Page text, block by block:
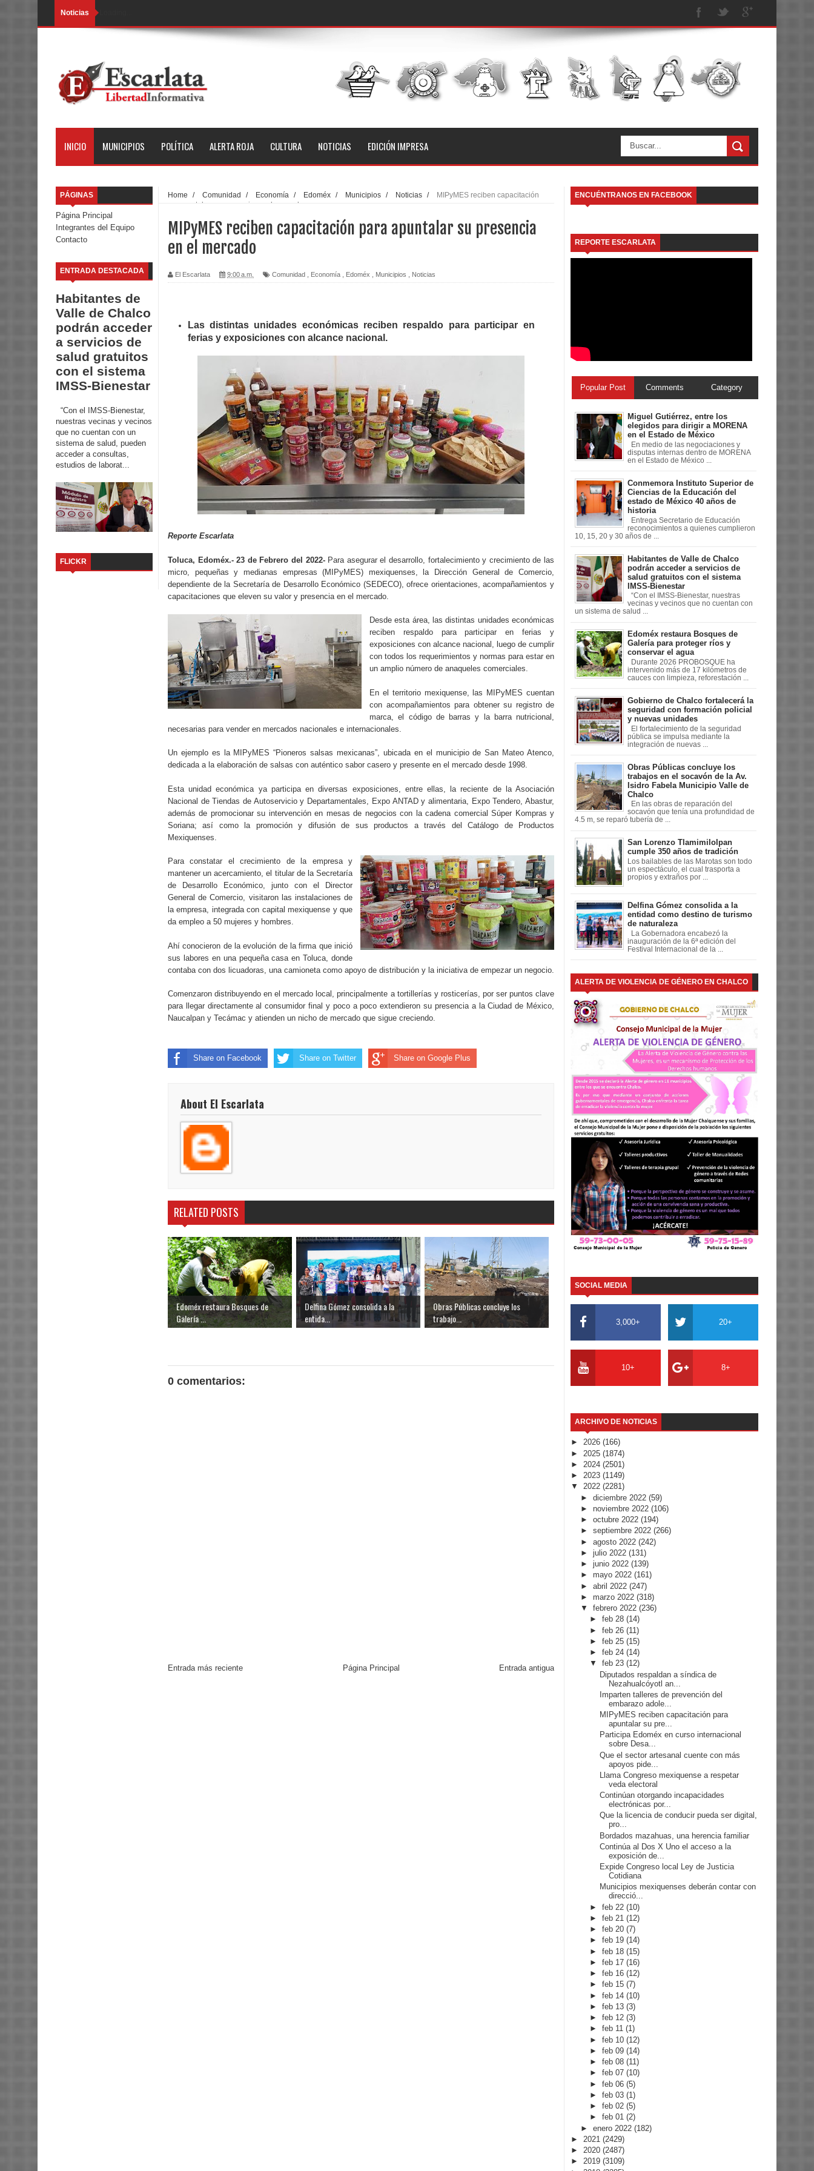
Noticias
INICIO MUNICIPIOS POLÍTICA ALERTA ROJA CULTURA NOTICIAS EDICIÓN IMPRESA
PÁGINAS
Página Principal
Integrantes del Equipo
Contacto
ENTRADA DESTACADA
Habitantes de
Valle de Chalco
podrán acceder
a servicios de
salud gratuitos
con el sistema
IMSS-Bienestar
“Con el IMSS-Bienestar,
nuestras vecinas y vecinos
que no cuentan con un
sistema de salud, pueden
acceder a consultas,
estudios de laborat...
FLICKR
Home / Comunidad / Economía / Edoméx / Municipios / Noticias /
MIPyMES reciben capacitación
para apuntalar su presencia en el mercado
MIPyMES reciben capacitación para apuntalar su presencia
en el mercado
El Escarlata 9:00 a.m. Comunidad Economía Edoméx Municipios Noticias
Las distintas unidades económicas reciben respaldo para participar en
ferias y exposiciones con alcance nacional.
Reporte Escarlata
Toluca, Edoméx.- 23 de Febrero del 2022-Para asegurar el desarrollo, fortalecimiento y crecimiento de las
micro, pequeñas y medianas empresas (MIPyMES) mexiquenses, la Dirección General de Comercio,
dependiente de la Secretaría de Desarrollo Económico (SEDECO), ofrece orientaciones, acompañamientos y
capacitaciones que eleven su valor y presencia en el mercado.
Desde esta área, las distintas unidades económicas
reciben respaldo para participar en ferias y
exposiciones con alcance nacional, luego de cumplir
con todos los requerimientos y normas para estar en
un amplio número de anaqueles comerciales.
En el territorio mexiquense, las MIPyMES cuentan
con acompañamientos para obtener su registro de
marca, el código de barras y la barra nutricional,
necesarias para vender en mercados nacionales e internacionales.
Un ejemplo es la MIPyMES “Pioneros salsas mexicanas”, ubicada en el municipio de San Mateo Atenco,
dedicada a la elaboración de salsas con auténtico sabor casero y presente en el mercado desde 1998.
Esta unidad económica ya participa en diversas exposiciones, entre ellas, la reciente de la Asociación
Nacional de Tiendas de Autoservicio y Departamentales, Expo ANTAD y alimentaria, Expo Tendero, Abastur,
además de promocionar su intervención en mesas de negocios con la cadena comercial Súper Kompras y
Soriana; así como la promoción y difusión de sus productos a través del Catálogo de Productos
Mexiquenses.
Para constatar el crecimiento de la empresa y
mantener un acercamiento, el titular de la Secretaría
de Desarrollo Económico, junto con el Director
General de Comercio, visitaron las instalaciones de
la empresa, integrada con capital mexiquense y que
da empleo a 50 mujeres y hombres.
Ahí conocieron de la evolución de la firma que inició
sus labores en una pequeña casa en Toluca, donde
contaba con dos licuadoras, una camioneta como apoyo de distribución y la iniciativa de empezar un negocio.
Comenzaron distribuyendo en el mercado local, principalmente a tortillerías y rosticerías, por ser puntos clave
para llegar directamente al consumidor final y poco a poco extendieron su presencia a la Ciudad de México,
Naucalpan y Tecámac y atienden un nicho de mercado que sigue creciendo.
Share on Facebook Share on Twitter Share on Google Plus
About El Escarlata
RELATED POSTS
Edoméx restaura Bosques de
Galería ...
Delfina Gómez consolida a la
entida...
Obras Públicas concluye los
trabajo...
0 comentarios:
Entrada más reciente Entrada antigua
Página Principal
ENCUÉNTRANOS EN FACEBOOK
REPORTE ESCARLATA
Popular Post Comments Category
Miguel Gutiérrez, entre los
elegidos para dirigir a MORENA
en el Estado de México
En medio de las negociaciones y
disputas internas dentro de MORENA
en el Estado de México ...
Conmemora Instituto Superior de
Ciencias de la Educación del
estado de México 40 años de
historia
Entrega Secretario de Educación
reconocimientos a quienes cumplieron
10, 15, 20 y 30 años de ...
Habitantes de Valle de Chalco
podrán acceder a servicios de
salud gratuitos con el sistema
IMSS-Bienestar
“Con el IMSS-Bienestar, nuestras
vecinas y vecinos que no cuentan con
un sistema de salud ...
Edoméx restaura Bosques de
Galería para proteger ríos y
conservar el agua
Durante 2026 PROBOSQUE ha
intervenido más de 17 kilómetros de
cauces con limpieza, reforestación ...
Gobierno de Chalco fortalecerá la
seguridad con formación policial
y nuevas unidades
El fortalecimiento de la seguridad
pública se impulsa mediante la
integración de nuevas ...
Obras Públicas concluye los
trabajos en el socavón de la Av.
Isidro Fabela Municipio Valle de
Chalco
En las obras de reparación del
socavón que tenía una profundidad de
4.5 m, se reparó tubería de ...
San Lorenzo Tlamimilolpan
cumple 350 años de tradición
Los bailables de las Marotas son todo
un espectáculo, el cual trasporta a
propios y extraños por ...
Delfina Gómez consolida a la
entidad como destino de turismo
de naturaleza
La Gobernadora encabezó la
inauguración de la 6ª edición del
Festival Internacional de la ...
ALERTA DE VIOLENCIA DE GÉNERO EN CHALCO
SOCIAL MEDIA
3,000+ 20+
10+ 8+
ARCHIVO DE NOTICIAS
► 2026 (166)
► 2025 (1874)
► 2024 (2501)
► 2023 (1149)
▼ 2022 (2281)
► diciembre 2022 (59)
► noviembre 2022 (106)
► octubre 2022 (194)
► septiembre 2022 (266)
► agosto 2022 (242)
► julio 2022 (131)
► junio 2022 (139)
► mayo 2022 (161)
► abril 2022 (247)
► marzo 2022 (318)
▼ febrero 2022 (236)
►feb 28(14)
►feb 26(11)
►feb 25(15)
►feb 24(14)
▼feb 23(12)
Diputados respaldan a síndica de
Nezahualcóyotl an...
Imparten talleres de prevención del
embarazo adole...
MIPyMES reciben capacitación para
apuntalar su pre...
Participa Edoméx en curso internacional
sobre Desa...
Que el sector artesanal cuente con más
apoyos pide...
Llama Congreso mexiquense a respetar
veda electoral
Continúan otorgando incapacidades
electrónicas por...
Que la licencia de conducir pueda ser digital,
pro...
Bordados mazahuas, una herencia familiar
Continúa al Dos X Uno el acceso a la
exposición de...
Expide Congreso local Ley de Justicia
Cotidiana
Municipios mexiquenses deberán contar con
direcció...
►feb 22(10)
►feb 21(12)
►feb 20(7)
►feb 19(14)
►feb 18(15)
►feb 17(16)
►feb 16(12)
►feb 15(7)
►feb 14(10)
►feb 13(3)
►feb 12(3)
►feb 11(1)
►feb 10(12)
►feb 09(14)
►feb 08(11)
►feb 07(10)
►feb 06(5)
►feb 03(1)
►feb 02(5)
►feb 01(2)
► enero 2022 (182)
► 2021 (2429)
► 2020 (2487)
► 2019 (3109)